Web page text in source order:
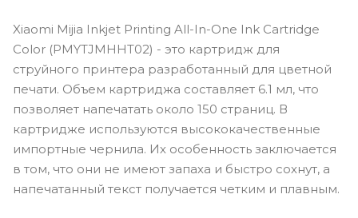
Xiaomi Mijia Inkjet Printing All-In-One Ink Cartridge
Color (PMYTJMHHT02) - это картридж для
струйного принтера разработанный для цветной
печати. Объем картриджа составляет 6.1 мл, что
позволяет напечатать около 150 страниц. В
картридже используются высококачественные
импортные чернила. Их особенность заключается
в том, что они не имеют запаха и быстро сохнут, а
напечатанный текст получается четким и плавным.